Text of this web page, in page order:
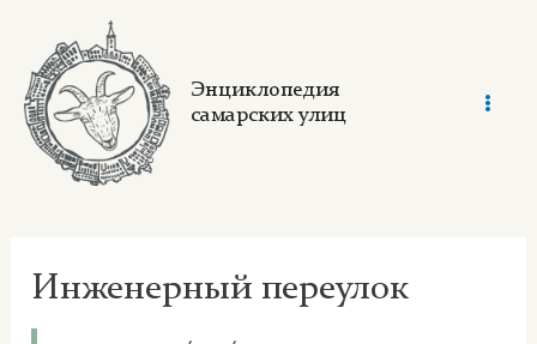
content
Энциклопедия
самарских улиц
Инженерный переулок